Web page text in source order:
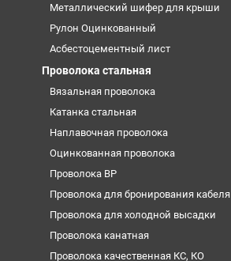
Металлический шифер для крыши
Рулон Оцинкованный
Асбестоцементный лист
Проволока стальная
Вязальная проволока
Катанка стальная
Наплавочная проволока
Оцинкованная проволока
Проволока ВР
Проволока для бронирования кабеля
Проволока для холодной высадки
Проволока канатная
Проволока качественная КС, КО